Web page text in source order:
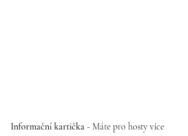
Informační kartička - Máte pro hosty více